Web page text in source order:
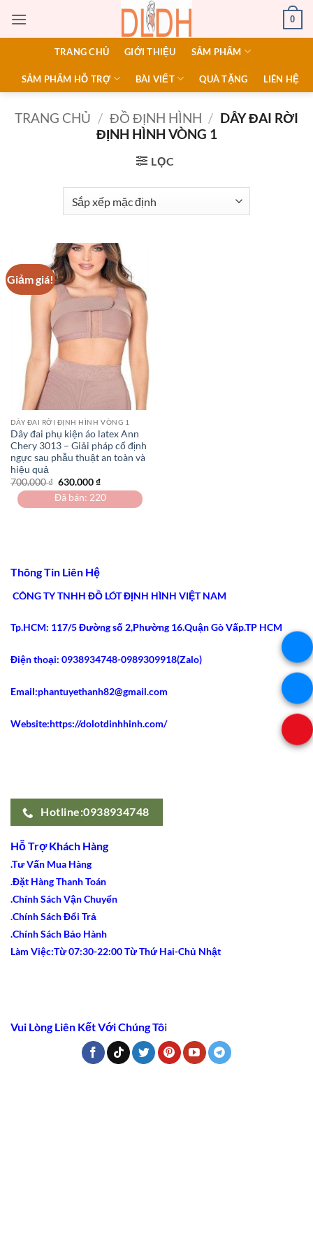
qua
0
TRANG CHỦ GIỚI THIỆU SẢM PHẨM
SẢM PHẨM HỖ TRỢ BÀI VIẾT QUÀ TẶNG LIÊN HỆ
TRANG CHỦ / ĐỒ ĐỊNH HÌNH / DÂY ĐAI RỜI
ĐỊNH HÌNH VÒNG 1
LỌC
Giảm giá!
DÂY ĐAI RỜI ĐỊNH HÌNH VÒNG 1
Dây đai phụ kiện áo latex Ann
Chery 3013 – Giải pháp cố định
ngực sau phẫu thuật an toàn và
hiệu quả
700.000₫ Giá
gốc
là:
700.000 ₫.
630.000₫Giá
hiện
tại
là:
Đã bán: 220
Thông Tin Liên Hệ
CÔNG TY TNHH ĐỒ LÓT ĐỊNH HÌNH VIỆT NAM
Tp.HCM: 117/5 Đường số 2,Phường 16.Quận Gò Vấp.TP HCM
Điện thoại: 0938934748-0989309918(Zalo)
Email:phantuyethanh82@gmail.com
Website:https://dolotdinhhinh.com/
Hotline:0938934748
Hỗ Trợ Khách Hàng
.Tư Vấn Mua Hàng
.Đặt Hàng Thanh Toán
.Chính Sách Vận Chuyển
.Chính Sách Đổi Trả
.Chính Sách Bảo Hành
Làm Việc:Từ 07:30-22:00 Từ Thứ Hai-Chủ Nhật
Vui Lòng Liên Kết Với Chúng Tôi